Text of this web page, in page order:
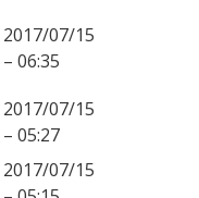
2017/07/15
– 06:35
2017/07/15
– 05:27
2017/07/15